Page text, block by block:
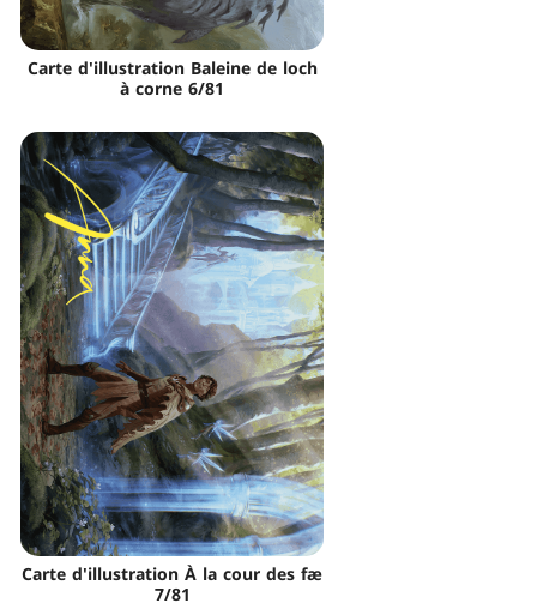
Carte d'illustration Baleine de loch
à corne 6/81
Carte d'illustration À la cour des fæ
7/81